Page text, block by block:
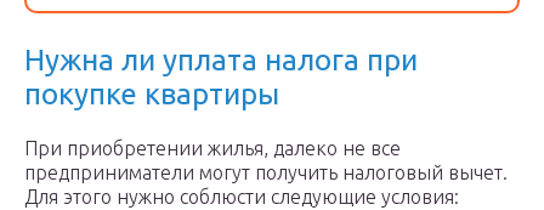
Нужна ли уплата налога при
покупке квартиры
При приобретении жилья, далеко не все
предприниматели могут получить налоговый вычет.
Для этого нужно соблюсти следующие условия: